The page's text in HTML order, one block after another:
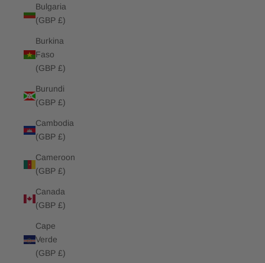
Bulgaria
(GBP £)
Burkina
Faso
(GBP £)
Burundi
(GBP £)
Cambodia
(GBP £)
Cameroon
(GBP £)
Canada
(GBP £)
Cape
Verde
(GBP £)